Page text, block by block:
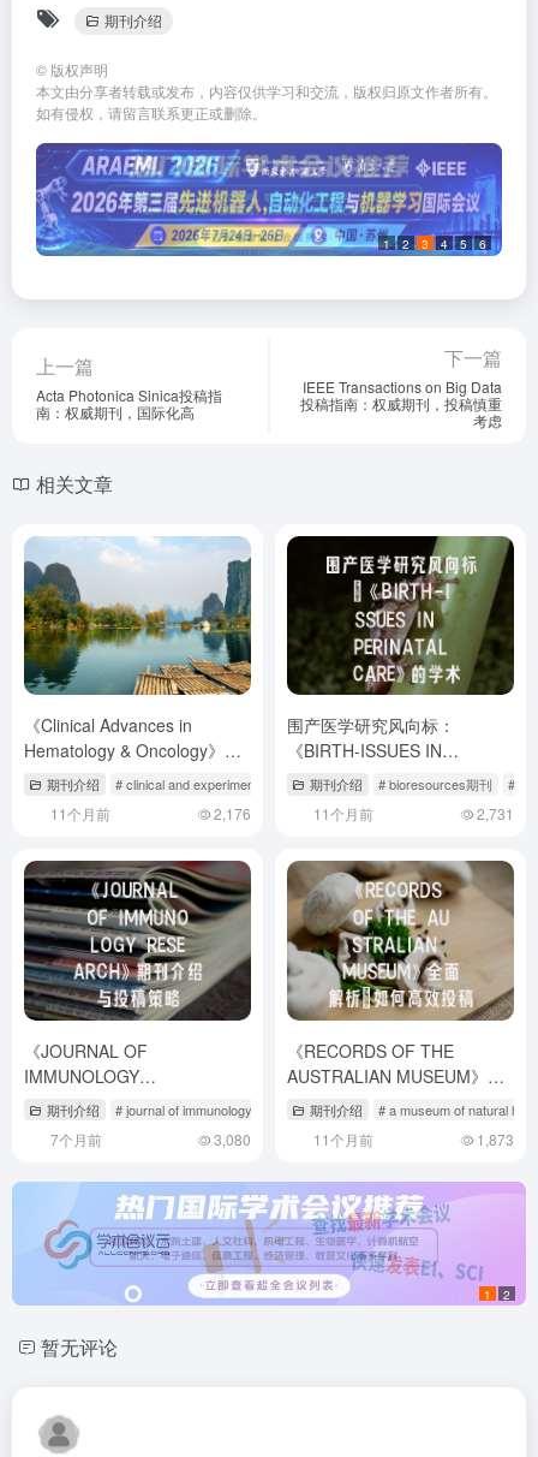
期刊介绍
© 版权声明
本文由分享者转载或发布，内容仅供学习和交流，版权归原文作者所有。
如有侵权，请留言联系更正或删除。
1 2 3 4 5 6
上一篇
Acta Photonica Sinica投稿指
南：权威期刊，国际化高
下一篇
IEEE Transactions on Big Data
投稿指南：权威期刊，投稿慎重
考虑
相关文章
《Clinical Advances in
Hematology & Oncology》期
刊解析与投稿全攻略——血液
期刊介绍 # clinical and experimental 系列杂志 # clinical oncology journal #
11个月前 2,176
围产医学研究风向标：
《BIRTH-ISSUES IN
PERINATAL CARE》的学术价
期刊介绍 # bioresources期刊 #
11个月前 2,731
《JOURNAL OF
IMMUNOLOGY
RESEARCH》期刊介绍与投稿
策略
期刊介绍 # journal of immunology research. # journal of immunotherapy #
7个月前 3,080
《RECORDS OF THE
AUSTRALIAN MUSEUM》全
面解析：如何高效投稿国际权
威期刊？
期刊介绍 # a museum of natural
11个月前 1,873
1 2
暂无评论